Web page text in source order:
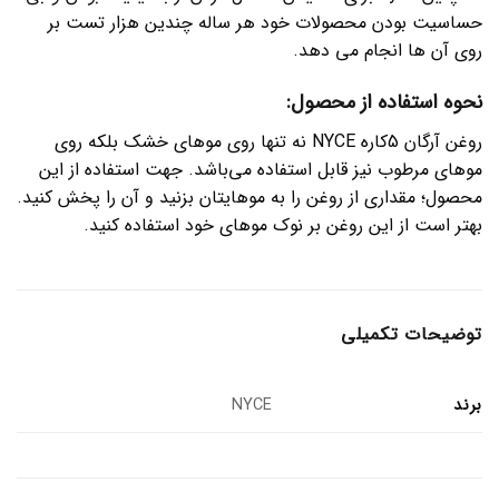
حساسیت بودن محصولات خود هر ساله چندین هزار تست بر
روی آن ها انجام می دهد.
نحوه استفاده از محصول:
روغن آرگان 5کاره NYCE نه تنها روی موهای خشک بلکه روی
موهای مرطوب نیز قابل استفاده می‌باشد. جهت استفاده از این
محصول؛ مقداری از روغن را به موهایتان بزنید و آن را پخش کنید.
بهتر است از این روغن بر نوک موهای خود استفاده کنید.
توضیحات تکمیلی
برند NYCE